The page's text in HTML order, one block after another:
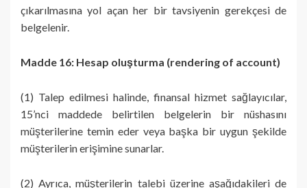
çıkarılmasına yol açan her bir tavsiyenin gerekçesi de
belgelenir.
Madde 16: Hesap oluşturma (rendering of account)
(1) Talep edilmesi halinde, finansal hizmet sağlayıcılar,
15’nci maddede belirtilen belgelerin bir nüshasını
müşterilerine temin eder veya başka bir uygun şekilde
müşterilerin erişimine sunarlar.
(2) Ayrıca, müşterilerin talebi üzerine aşağıdakileri de